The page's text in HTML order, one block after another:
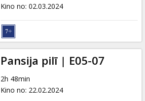
Kino no: 02.03.2024
Pansija pilī | E05-07
2h 48min
Kino no: 22.02.2024